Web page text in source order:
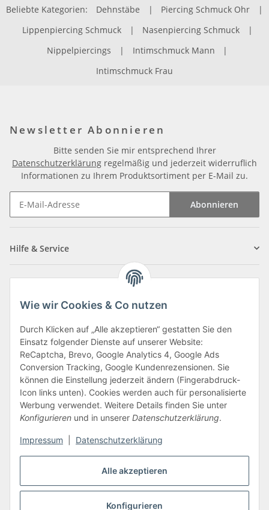
Alle akzeptieren
Konfigurieren
Wie wir Cookies & Co nutzen
Durch Klicken auf „Alle akzeptieren“ gestatten Sie den
Einsatz folgender Dienste auf unserer Website:
ReCaptcha, Brevo, Google Analytics 4, Google Ads
Conversion Tracking, Google Kundenrezensionen. Sie
können die Einstellung jederzeit ändern (Fingerabdruck-
Icon links unten). Cookies werden auch für personalisierte
Werbung verwendet. Weitere Details finden Sie unter
Konfigurieren und in unserer Datenschutzerklärung.
Impressum Datenschutzerklärung
Beliebte Kategorien: Dehnstäbe | Piercing Schmuck Ohr
|
Lippenpiercing Schmuck
| Nasenpiercing Schmuck
|
Nippelpiercings
| Intimschmuck Mann
|
Intimschmuck Frau
Newsletter Abonnieren
Bitte senden Sie mir entsprechend Ihrer
Datenschutzerklärung regelmäßig und jederzeit widerruflich
Informationen zu Ihrem Produktsortiment per E-Mail zu.
Abonnieren
Hilfe & Service
Informationen
Zahlungsarten